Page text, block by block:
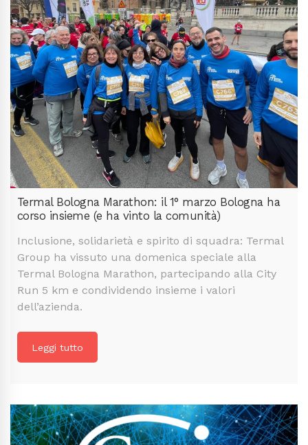
Termal Bologna Marathon: il 1° marzo Bologna ha
corso insieme (e ha vinto la comunità)
Inclusione, solidarietà e spirito di squadra: Termal
Group ha vissuto una domenica speciale alla
Termal Bologna Marathon, partecipando alla City
Run 5 km e condividendo insieme i valori
dell’azienda.
Leggi tutto